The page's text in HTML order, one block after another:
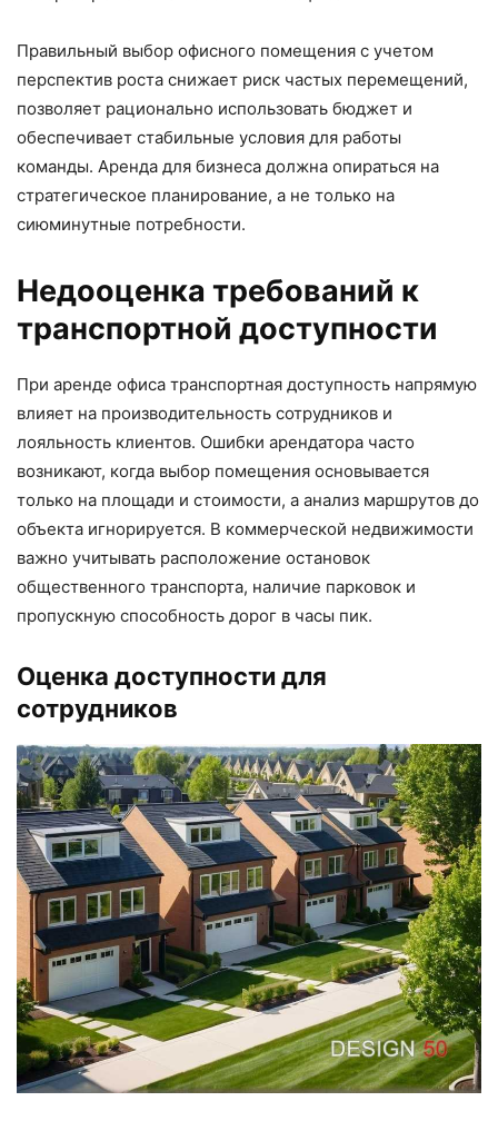
Правильный выбор офисного помещения с учетом
перспектив роста снижает риск частых перемещений,
позволяет рационально использовать бюджет и
обеспечивает стабильные условия для работы
команды. Аренда для бизнеса должна опираться на
стратегическое планирование, а не только на
сиюминутные потребности.
Недооценка требований к
транспортной доступности
При аренде офиса транспортная доступность напрямую
влияет на производительность сотрудников и
лояльность клиентов. Ошибки арендатора часто
возникают, когда выбор помещения основывается
только на площади и стоимости, а анализ маршрутов до
объекта игнорируется. В коммерческой недвижимости
важно учитывать расположение остановок
общественного транспорта, наличие парковок и
пропускную способность дорог в часы пик.
Оценка доступности для
сотрудников